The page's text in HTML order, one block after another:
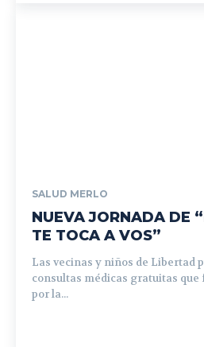
SALUD MERLO
NUEVA JORNADA DE
TE TOCA A VOS”
Las vecinas y niños de Libertad
consultas médicas gratuitas
por la...